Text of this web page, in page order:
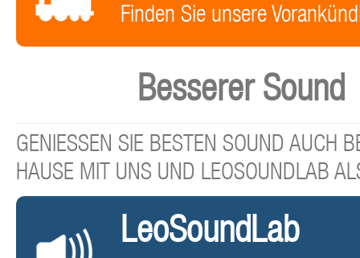
Finden Sie unsere
Besserer Sound
GENIESSEN SIE BESTEN SOUND AUCH
HAUSE MIT UNS UND LEOSOUNDLAB
LeoSoundLab